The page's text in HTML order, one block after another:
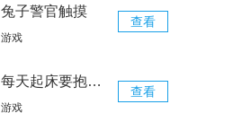
兔子警官触摸
游戏
查看
每天起床要抱紧我
游戏
查看